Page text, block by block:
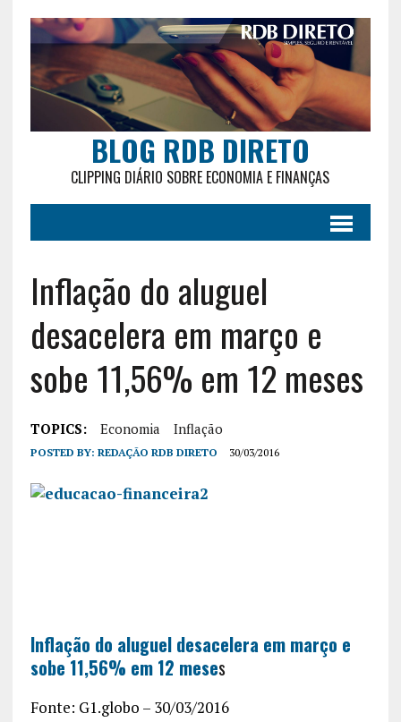
BLOG RDB DIRETO
CLIPPING DIÁRIO SOBRE ECONOMIA E FINANÇAS
Inflação do aluguel
desacelera em março e
sobe 11,56% em 12 meses
TOPICS: Economia Inflação
POSTED BY: REDAÇÃO RDB DIRETO 30/03/2016
Inflação do aluguel desacelera em março e
sobe 11,56% em 12 meses
Fonte: G1.globo – 30/03/2016